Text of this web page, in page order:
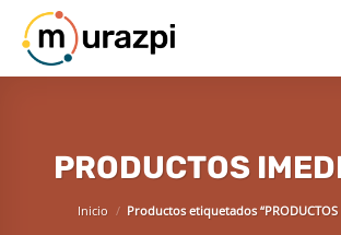
Saltar
contenido
PRODUCTOS
Inicio / Productos etiquetados “PRODUCTOS